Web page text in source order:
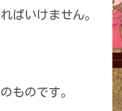
ばいけません。
ものです。